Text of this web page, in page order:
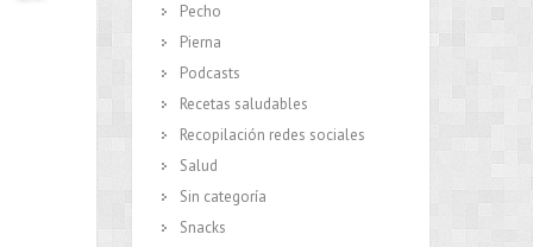
Pecho
Pierna
Podcasts
Recetas saludables
Recopilación redes sociales
Salud
Sin categoría
Snacks